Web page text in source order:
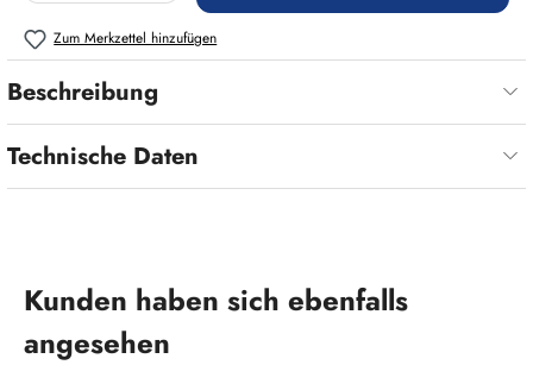
Zum Merkzettel hinzufügen
Beschreibung
Technische Daten
Produktgalerie überspringen
Kunden haben sich ebenfalls
angesehen